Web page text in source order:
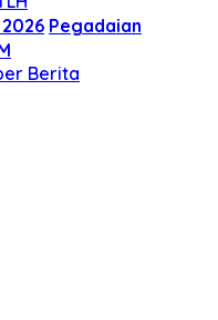
2026 Pegadaian
Berita